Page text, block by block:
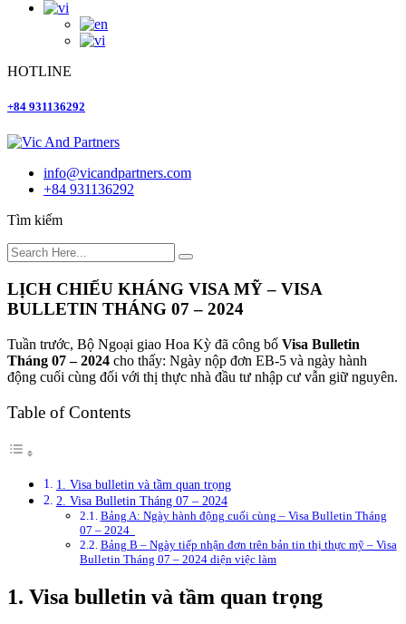
HOTLINE
+84 931136292
info@vicandpartners.com
+84 931136292
Tìm kiếm
LỊCH CHIẾU KHÁNG VISA MỸ – VISA
BULLETIN THÁNG 07 – 2024
Tuần trước, Bộ Ngoại giao Hoa Kỳ đã công bố Visa Bulletin
Tháng 07 – 2024 cho thấy: Ngày nộp đơn EB-5 và ngày hành
động cuối cùng đối với thị thực nhà đầu tư nhập cư vẫn giữ nguyên.
Table of Contents
1. Visa bulletin và tầm quan trọng
2. Visa Bulletin Tháng 07 – 2024
Bảng A: Ngày hành động cuối cùng – Visa Bulletin Tháng
07 – 2024
Bảng B – Ngày tiếp nhận đơn trên bản tin thị thực mỹ – Visa
Bulletin Tháng 07 – 2024 diện việc làm
1. Visa bulletin và tầm quan trọng